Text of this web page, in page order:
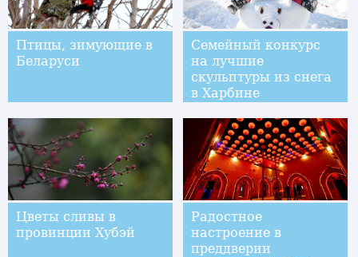
Птицы, зимующие в
Беларуси
Семейный конкурс
на лучшие
скульптуры из снега
в Харбине
Цветы сливы в
провинции Хубэй
Радостное
настроение в
преддверии